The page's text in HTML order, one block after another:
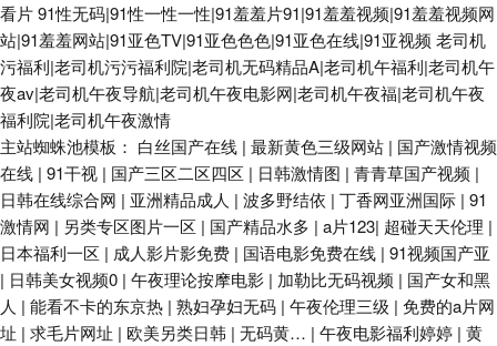
看片91性无码|91性一性一性|91羞羞片91|91羞羞视频|91羞羞视频网
站|91羞羞网站|91亚色TV|91亚色色色|91亚色在线|91亚视频 老司机
污福利|老司机污污福利院|老司机无码精品A|老司机午福利|老司机午
夜av|老司机午夜导航|老司机午夜电影网|老司机午夜福|老司机午夜
福利院|老司机午夜激情
主站蜘蛛池模板： 白丝国产在线 | 最新黄色三级网站 | 国产激情视频
在线 | 91干视 | 国产三区二区四区 | 日韩激情图 | 青青草国产视频 |
日韩在线综合网 | 亚洲精品成人 | 波多野结依 | 丁香网亚洲国际 | 91
激情网 | 另类专区图片一区 | 国产精品水多 | a片123| 超碰天天伦理 |
日本福利一区 | 成人影片影免费 | 国语电影免费在线 | 91视频国产亚
| 日韩美女视频0 | 午夜理论按摩电影 | 加勒比无码视频 | 国产女和黑
人 | 能看不卡的东京热 | 熟妇孕妇无码 | 午夜伦理三级 | 免费的a片网
址 | 求毛片网址 | 欧美另类日韩 | 无码黄… | 午夜电影福利婷婷 | 黄